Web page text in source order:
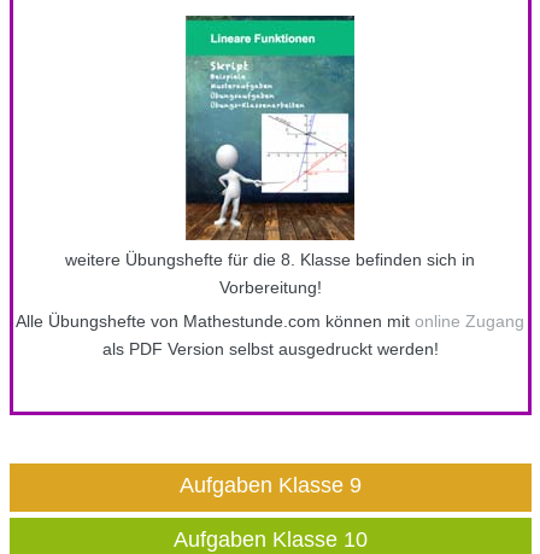
weitere Übungshefte für die 8. Klasse befinden sich in
Vorbereitung!
Alle Übungshefte von Mathestunde.com können mit online Zugang
als PDF Version selbst ausgedruckt werden!
Aufgaben Klasse 9
Aufgaben Klasse 10